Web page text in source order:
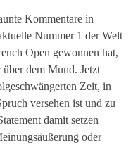
Kommentare in
Nummer 1 der Welt
Open gewonnen hat,
dem Mund. Jetzt
Zeit, in
versehen ist und zu
damit setzen
oder